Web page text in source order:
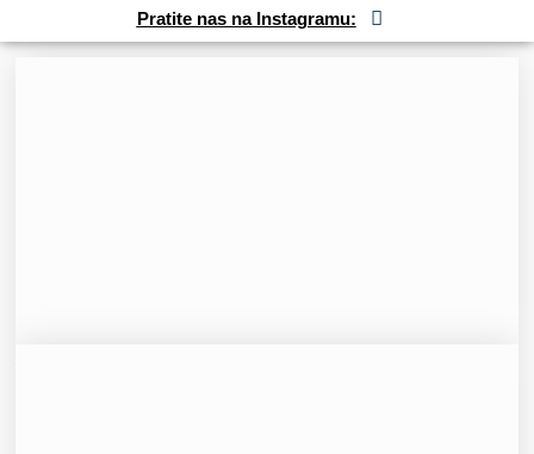
Pratite nas na Instagramu: